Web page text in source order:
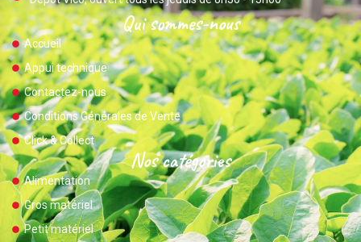
Qui sommes-nous
Accueil
Appui technique
Contactez-nous
Conditions Générales de Vente
Click & Collect
Nos catégories
Alimentation
Gros matériel
Petit matériel